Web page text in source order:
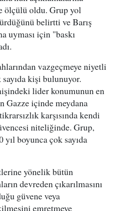
ölçülü oldu. Grup yol
belirtti ve Barış
uyması için "baskı
vazgeçmeye niyetli
kişi bulunuyor.
lider konumunun en
Gazze içinde meydana
karşısında kendi
niteliğinde. Grup,
boyunca çok sayıda
yönelik bütün
devreden çıkarılmasını
güvene veya
emretmeye